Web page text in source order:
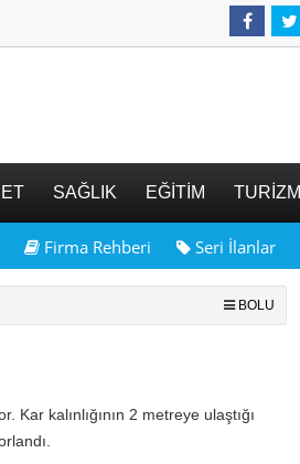
SAĞLIK EĞİTİM TURİZM
Firma Rehberi Seri İlanlar
BOLU
Kar kalınlığının 2 metreye ulaştığı